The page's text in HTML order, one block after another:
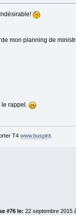
mon planning de
le rappel.
T4 www.buspirit.
#76 le: 22 septembre 2015